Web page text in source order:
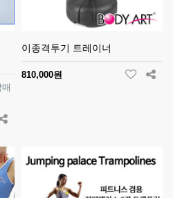
이종격투기 트레이너
810,000원